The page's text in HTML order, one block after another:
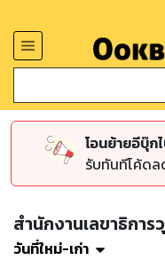
โอนย้ายอีบุ๊ก
รับทันทีโค้ดล
สำนักงานเลขาธิกา
วันที่ใหม่-เก่า